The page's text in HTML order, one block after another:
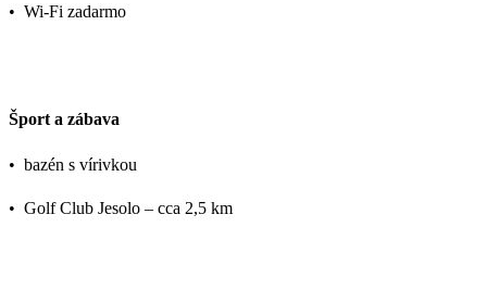
• Wi-Fi zadarmo
Šport a zábava
• bazén s vírivkou
• Golf Club Jesolo – cca 2,5 km